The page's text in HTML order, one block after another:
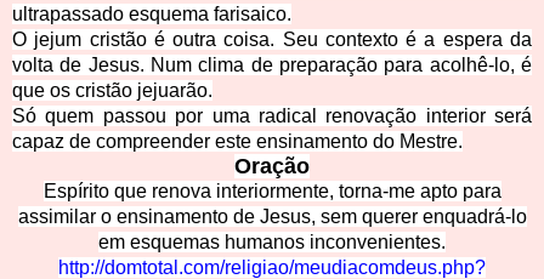
ultrapassado esquema farisaico.
O jejum cristão é outra coisa. Seu contexto é a espera da
volta de Jesus. Num clima de preparação para acolhê-lo, é
que os cristão jejuarão.
Só quem passou por uma radical renovação interior será
capaz de compreender este ensinamento do Mestre.
Oração
Espírito que renova interiormente, torna-me apto para
assimilar o ensinamento de Jesus, sem querer enquadrá-lo
em esquemas humanos inconvenientes.
http://domtotal.com/religiao/meudiacomdeus.php?